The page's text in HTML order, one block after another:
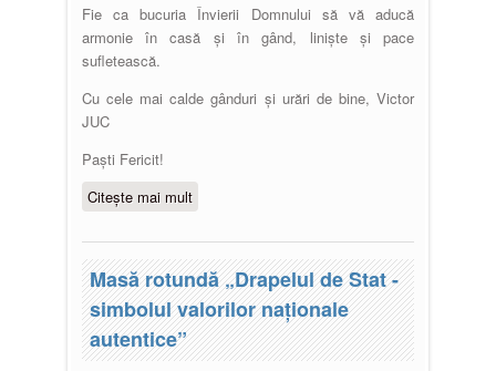
Fie ca bucuria Învierii Domnului să vă aducă
armonie în casă și în gând, liniște și pace
sufletească.
Cu cele mai calde gânduri și urări de bine, Victor
JUC
Paști Fericit!
Citește mai multdespre Felicitare cu ocazia
Masă rotundă „Drapelul de Stat -
simbolul valorilor naționale
autentice”